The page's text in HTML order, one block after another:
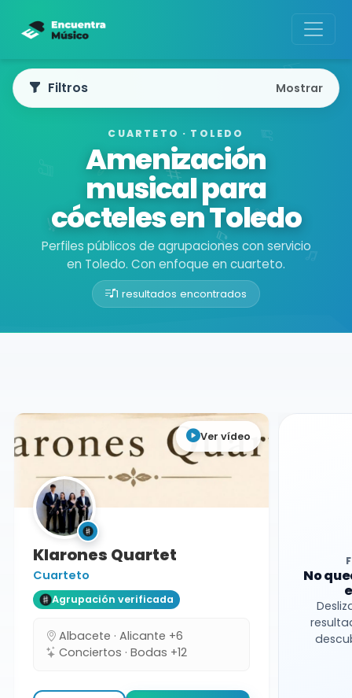
CUARTETO · TOLEDO
Amenización
musical para
cócteles en Toledo
Perfiles públicos de agrupaciones con servicio
en Toledo. Con enfoque en cuarteto.
1 resultados encontrados
Buscador de músicos
Filtros Mostrar
Ver vídeo
Klarones Quartet
Cuarteto
Agrupación verificada
Albacete · Alicante +6
Conciertos · Bodas +12
No